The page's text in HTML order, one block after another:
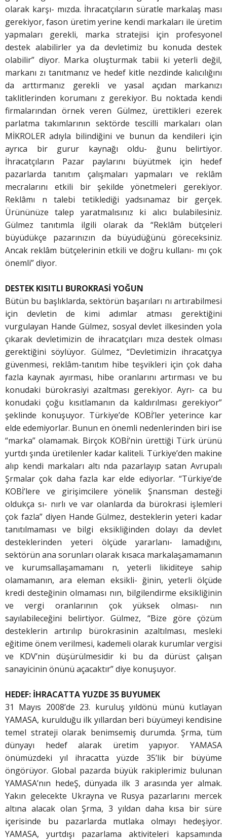
olarak karşı- mızda. İhracatçıların süratle markalaş ması
gerekiyor, fason üretim yerine kendi markaları ile üretim
yapmaları gerekli, marka stratejisi için profesyonel
destek alabilirler ya da devletimiz bu konuda destek
olabilir” diyor. Marka oluşturmak tabii ki yeterli değil,
markanı zı tanıtmanız ve hedef kitle nezdinde kalıcılığını
da arttırmanız gerekli ve yasal açıdan markanızı
taklitlerinden korumanı z gerekiyor. Bu noktada kendi
firmalarından örnek veren Gülmez, ürettikleri ezerek
parlatma takımlarının sektörde tescilli markaları olan
MİKROLER adıyla bilindiğini ve bunun da kendileri için
ayrıca bir gurur kaynağı oldu- ğunu belirtiyor.
İhracatçıların Pazar paylarını büyütmek için hedef
pazarlarda tanıtım çalışmaları yapmaları ve reklâm
mecralarını etkili bir şekilde yönetmeleri gerekiyor.
Reklâmı n talebi tetiklediği yadsınamaz bir gerçek.
Ürününüze talep yaratmalısınız ki alıcı bulabilesiniz.
Gülmez tanıtımla ilgili olarak da “Reklâm bütçeleri
büyüdükçe pazarınızın da büyüdüğünü göreceksiniz.
Ancak reklâm bütçelerinin etkili ve doğru kullanı- mı çok
önemli” diyor.
DESTEK KISITLI BUROKRASİ YOĞUN
Bütün bu başlıklarda, sektörün başarıları nı artırabilmesi
için devletin de kimi adımlar atması gerektiğini
vurgulayan Hande Gülmez, sosyal devlet ilkesinden yola
çıkarak devletimizin de ihracatçıları mıza destek olması
gerektiğini söylüyor. Gülmez, “Devletimizin ihracatçıya
güvenmesi, reklâm-tanıtım hibe teşvikleri için çok daha
fazla kaynak ayırması, hibe oranlarını artırması ve bu
konudaki bürokrasiyi azaltması gerekiyor. Ayrı- ca bu
konudaki çoğu kısıtlamanın da kaldırılması gerekiyor”
şeklinde konuşuyor. Türkiye’de KOBİ’ler yeterince kar
elde edemiyorlar. Bunun en önemli nedenlerinden biri ise
“marka” olamamak. Birçok KOBİ’nin ürettiği Türk ürünü
yurtdı şında üretilenler kadar kaliteli. Türkiye’den makine
alıp kendi markaları altı nda pazarlayıp satan Avrupalı
Şrmalar çok daha fazla kar elde ediyorlar. “Türkiye’de
KOBİ’lere ve girişimcilere yönelik Şnansman desteği
oldukça sı- nırlı ve var olanlarda da bürokrasi işlemleri
çok fazla” diyen Hande Gülmez, desteklerin yeteri kadar
tanıtılmaması ve bilgi eksikliğinden dolayı da devlet
desteklerinden yeteri ölçüde yararlanı- lamadığını,
sektörün ana sorunları olarak kısaca markalaşamamanın
ve kurumsallaşamamanı n, yeterli likiditeye sahip
olamamanın, ara eleman eksikli- ğinin, yeterli ölçüde
kredi desteğinin olmaması nın, bilgilendirme eksikliğinin
ve vergi oranlarının çok yüksek olması- nın
sayılabileceğini belirtiyor. Gülmez, “Bize göre çözüm
desteklerin artırılıp bürokrasinin azaltılması, mesleki
eğitime önem verilmesi, kademeli olarak kurumlar vergisi
ve KDV’nin düşürülmesidir ki bu da dürüst çalışan
sanayicinin önünü açacaktır” diye konuşuyor.
HEDEF: İHRACATTA YUZDE 35 BUYUMEK
31 Mayıs 2008’de 23. kuruluş yıldönü münü kutlayan
YAMASA, kurulduğu ilk yıllardan beri büyümeyi kendisine
temel strateji olarak benimsemiş durumda. Şrma, tüm
dünyayı hedef alarak üretim yapıyor. YAMASA
önümüzdeki yıl ihracatta yüzde 35’lik bir büyüme
öngörüyor. Global pazarda büyük rakiplerimiz bulunan
YAMASA’nın hedeŞ, dünyada ilk 3 arasında yer almak.
Yakın gelecekte Ukrayna ve Rusya pazarlarını mercek
altına alacak olan Şrma, 3 yıldan daha kısa bir süre
içerisinde bu pazarlarda mutlaka olmayı hedeşiyor.
YAMASA, yurtdışı pazarlama aktiviteleri kapsamında